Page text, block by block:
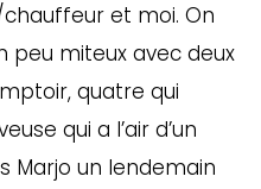
et moi. On
peu miteux avec deux
quatre qui
qui a l’air d’un
Marjo un lendemain